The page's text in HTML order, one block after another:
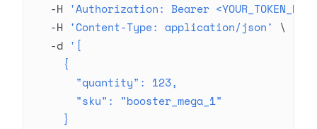
  -H
'Authorization: Bearer
  -H
'Content-Type: application/json'
\
  -d
'[
    {
      "quantity": 123,
      "sku": "booster_mega_1"
    }